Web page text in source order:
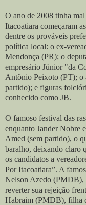
O ano de 2008 tinha
Itacoatiara começaram
dentre os prováveis
política local: o ex-
Mendonça (PR); o
empresário Júnior "da
Antônio Peixoto (PT); o
partido); e figuras
conhecido como JB.
O famoso festival das
enquanto Jander Nobre
Amed (sem partido), o
baralho, deixando claro
os candidatos a
Por Itacoatiara”. A
Nelson Azedo (PMDB),
reverter sua rejeição
Habraim (PMDB), filha